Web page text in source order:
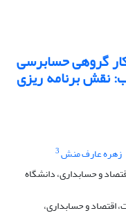
گروهی حسابرسی
نقش برنامه ریزی
زهره عارف منش3
و حسابداری، دانشگاه
اقتصاد و حسابداری،